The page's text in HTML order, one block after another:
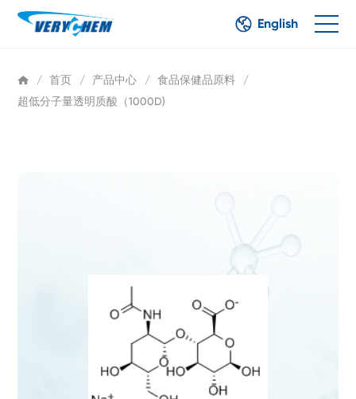
English
/ 首页 / 产品中心 / 食品保健品原料
/
超低分子量透明质酸（1000D)